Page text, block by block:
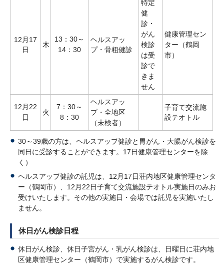
12月17
日
木
13：30～
14：30
ヘルスアッ
プ・骨粗健診
特定
健
診・
がん
検診
は受
診で
きま
せん
健康管理セン
ター（鶴岡
市）
12月22
日
火
7：30～
8：30
ヘルスアッ
プ・全地区
（未検者）
子育て交流施
設テオトル
30～39歳の方は、ヘルスアップ健診と胃がん・大腸がん検診を
同日に受診することができます。17日健康管理センターを除
く）
ヘルスアップ健診の託児は、12月17日荘内地区健康管理センタ
ー（鶴岡市）、12月22日子育て交流施設テオトル実施日のみお
受けいたします。その他の実施日・会場では託児を実施いたし
ません。
休日がん検診日程
休日がん検診、休日子宮がん・乳がん検診は、日曜日に荘内地
区健康管理センター（鶴岡市）で実施するがん検診です。